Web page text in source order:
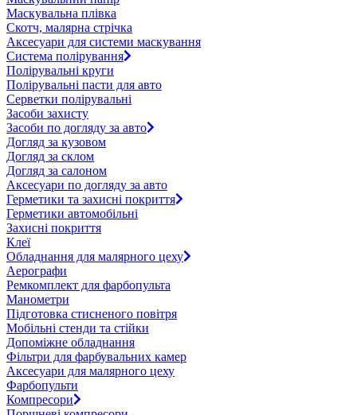
Маскувальна плівка
Скотч, малярна стрічка
Аксесуари для системи маскування
Система полірування
Полірувальні круги
Полірувальні пасти для авто
Серветки полірувальні
Засоби захисту
Засоби по догляду за авто
Догляд за кузовом
Догляд за склом
Догляд за салоном
Аксесуари по догляду за авто
Герметики та захисні покриття
Герметики автомобільні
Захисні покриття
Клеї
Обладнання для малярного цеху
Аерографи
Ремкомплект для фарбопульта
Манометри
Підготовка стисненого повітря
Мобільні стенди та стійки
Допоміжне обладнання
Фільтри для фарбувальних камер
Аксесуари для малярного цеху
Фарбопульти
Компресори